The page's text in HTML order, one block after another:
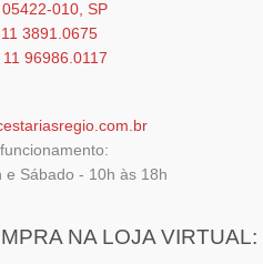
do
produto
010, SP
11 3891.0675
11 96986.0117
e Sábado - 10h às 18h
NA LOJA VIRTUAL: